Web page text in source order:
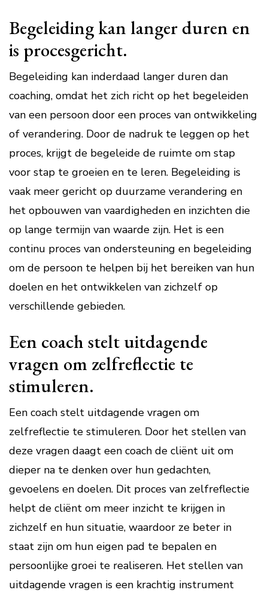
Begeleiding kan langer duren en
is procesgericht.
Begeleiding kan inderdaad langer duren dan
coaching, omdat het zich richt op het begeleiden
van een persoon door een proces van ontwikkeling
of verandering. Door de nadruk te leggen op het
proces, krijgt de begeleide de ruimte om stap
voor stap te groeien en te leren. Begeleiding is
vaak meer gericht op duurzame verandering en
het opbouwen van vaardigheden en inzichten die
op lange termijn van waarde zijn. Het is een
continu proces van ondersteuning en begeleiding
om de persoon te helpen bij het bereiken van hun
doelen en het ontwikkelen van zichzelf op
verschillende gebieden.
Een coach stelt uitdagende
vragen om zelfreflectie te
stimuleren.
Een coach stelt uitdagende vragen om
zelfreflectie te stimuleren. Door het stellen van
deze vragen daagt een coach de cliënt uit om
dieper na te denken over hun gedachten,
gevoelens en doelen. Dit proces van zelfreflectie
helpt de cliënt om meer inzicht te krijgen in
zichzelf en hun situatie, waardoor ze beter in
staat zijn om hun eigen pad te bepalen en
persoonlijke groei te realiseren. Het stellen van
uitdagende vragen is een krachtig instrument